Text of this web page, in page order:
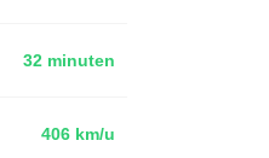
32 minuten
406 km/u